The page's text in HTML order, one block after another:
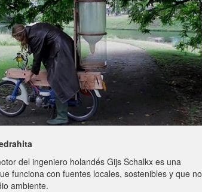
del ingeniero holandés Gijs Schalkx es una
funciona con fuentes locales, sostenibles y que no
ambiente.